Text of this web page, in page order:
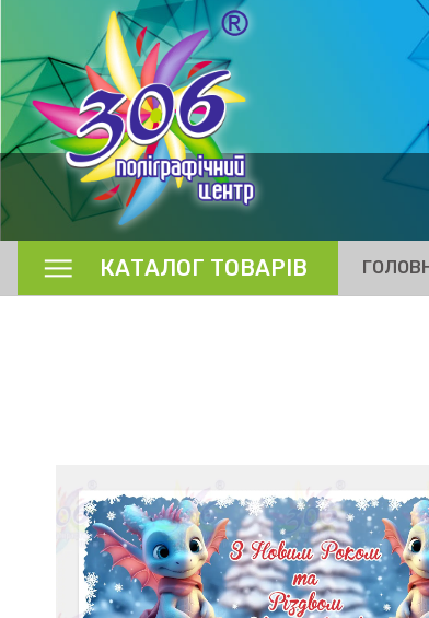
КАТАЛОГ ТОВАРІВ